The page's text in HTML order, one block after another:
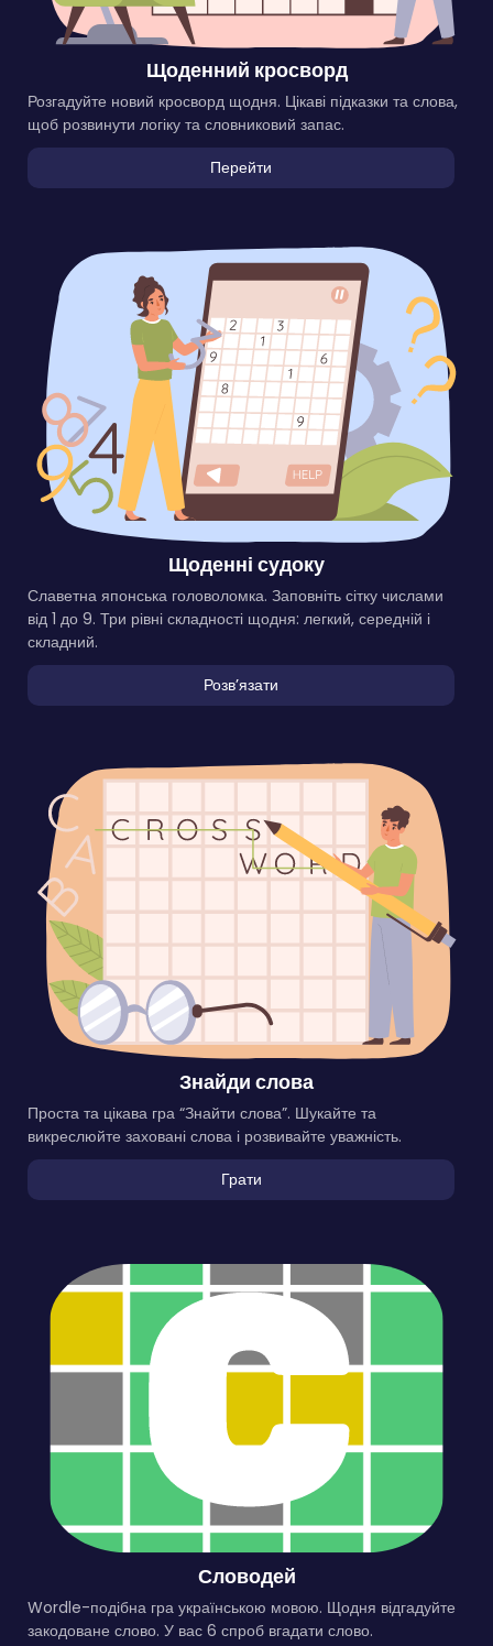
Щоденний кросворд
Розгадуйте новий кросворд щодня. Цікаві підказки та слова,
щоб розвинути логіку та словниковий запас.
Перейти
Щоденні судоку
Славетна японська головоломка. Заповніть сітку числами
від 1 до 9. Три рівні складності щодня: легкий, середній і
складний.
Розвʼязати
Знайди слова
Проста та цікава гра “Знайти слова”. Шукайте та
викреслюйте заховані слова і розвивайте уважність.
Грати
Словодей
Wordle-подібна гра українською мовою. Щодня відгадуйте
закодоване слово. У вас 6 спроб вгадати слово.